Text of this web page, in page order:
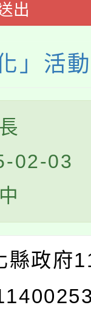
出
」活
02-03
政府